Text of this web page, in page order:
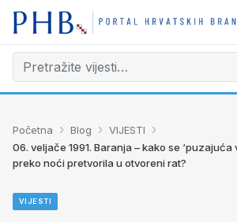
Početna › Blog › VIJESTI ›
06. veljače 1991. Baranja – kako se
preko noći pretvorila u otvoreni rat?
VIJESTI